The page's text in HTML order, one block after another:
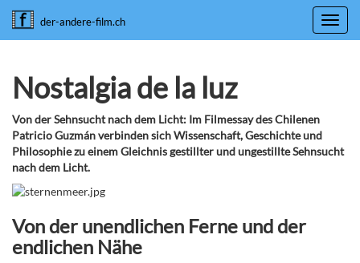
der-andere-film.ch
Nostalgia de la luz
Von der Sehnsucht nach dem Licht: Im Filmessay des Chilenen
Patricio Guzmán verbinden sich Wissenschaft, Geschichte und
Philosophie zu einem Gleichnis gestillter und ungestillte Sehnsucht
nach dem Licht.
Von der unendlichen Ferne und der
endlichen Nähe